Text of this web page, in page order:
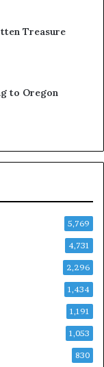
Treasure
to Oregon
5,769
4,731
2,296
1,434
1,191
1,053
830